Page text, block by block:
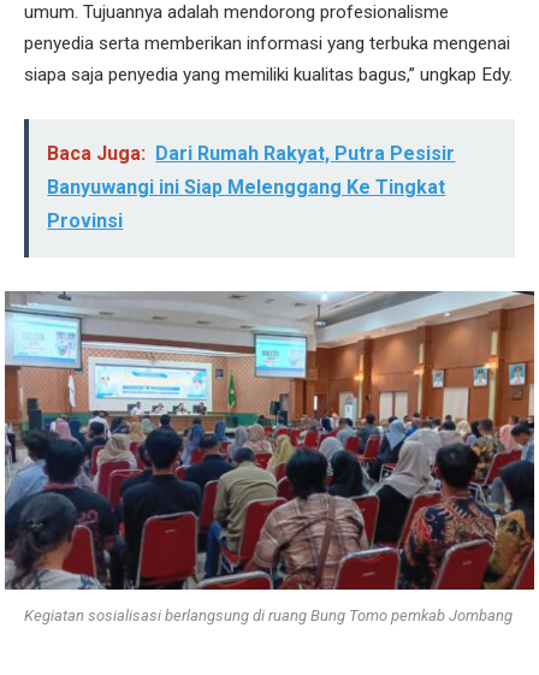
umum. Tujuannya adalah mendorong profesionalisme
penyedia serta memberikan informasi yang terbuka mengenai
siapa saja penyedia yang memiliki kualitas bagus,” ungkap Edy.
Baca Juga:
Dari Rumah Rakyat, Putra Pesisir
Banyuwangi ini Siap Melenggang Ke Tingkat
Provinsi
Kegiatan sosialisasi berlangsung di ruang Bung Tomo pemkab Jombang